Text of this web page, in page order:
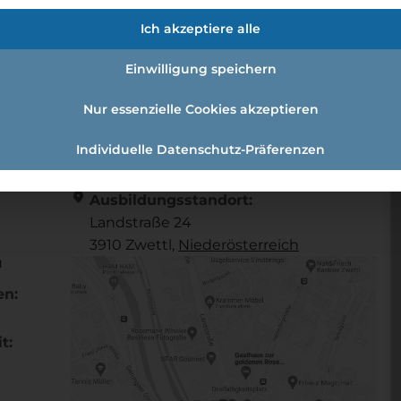
Schwerpunkt
frau Schwerpunkt Telekommunikation 2022
location_on Ausbildungsstandort:
Landstraße 24
3910 Zwettl, Nieder­österreich
Ich akzeptiere alle
Einwilligung speichern
Nur essenzielle Cookies akzeptieren
Individuelle Datenschutz-Präferenzen